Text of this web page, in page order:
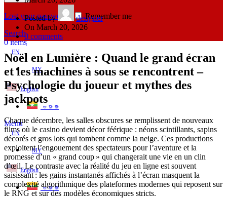
Lost your password?
Remember me
Search
0items
EN
MY
English
ဗမာစာ
Menu
EN
MY
English
ဗမာစာ
Posted by
designer
On March 20, 2026
0 comments
Noël en Lumière : Quand le grand écran
et les machines à sous se rencontrent –
Psychologie du joueur et mythes des
jackpots
Chaque décembre, les salles obscures se remplissent de nouveaux
films où le casino devient décor féérique : néons scintillants, sapins
décorés et gros lots qui tombent comme la neige. Ces productions
exploitent l’engouement des spectateurs pour l’aventure et la
promesse d’un « grand coup » qui changerait une vie en un clin
d’œil. Le contraste avec la réalité du jeu en ligne est souvent
saisissant : les gains instantanés affichés à l’écran masquent la
complexité algorithmique des plateformes modernes qui reposent sur
le RNG et sur des modèles économiques stricts.